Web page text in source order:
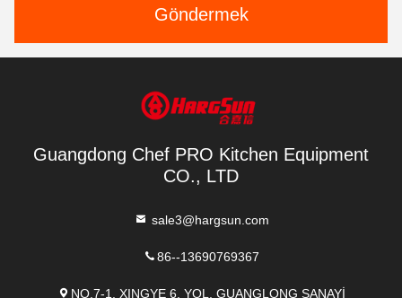
Göndermek
Guangdong Chef PRO Kitchen Equipment
CO., LTD
sale3@hargsun.com
86--13690769367
NO.7-1, XINGYE 6. YOL, GUANGLONG SANAYİ